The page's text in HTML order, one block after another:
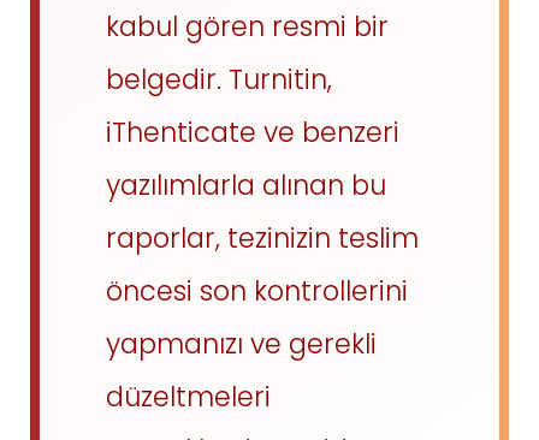
kabul gören resmi bir
belgedir. Turnitin,
iThenticate ve benzeri
yazılımlarla alınan bu
raporlar, tezinizin teslim
öncesi son kontrollerini
yapmanızı ve gerekli
düzeltmeleri